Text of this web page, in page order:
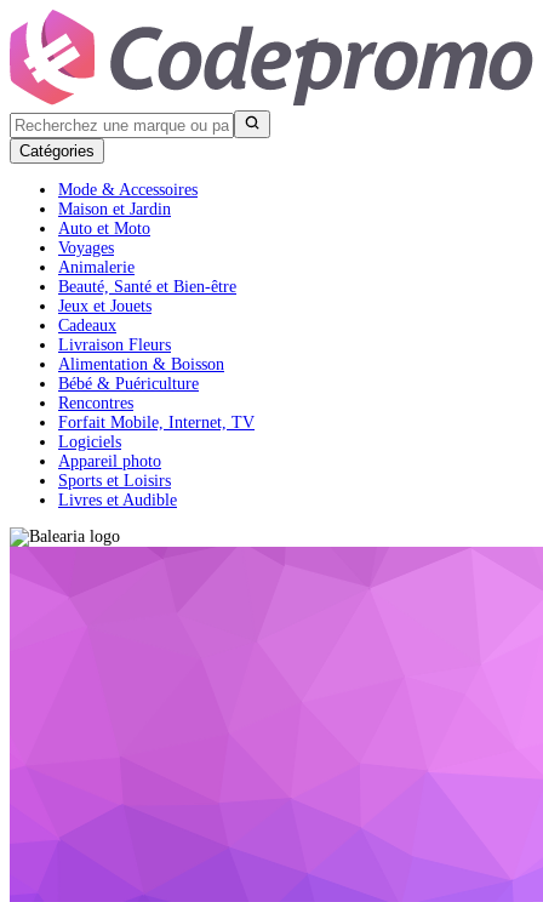
Catégories
Mode & Accessoires
Maison et Jardin
Auto et Moto
Voyages
Animalerie
Beauté, Santé et Bien-être
Jeux et Jouets
Cadeaux
Livraison Fleurs
Alimentation & Boisson
Bébé & Puériculture
Rencontres
Forfait Mobile, Internet, TV
Logiciels
Appareil photo
Sports et Loisirs
Livres et Audible